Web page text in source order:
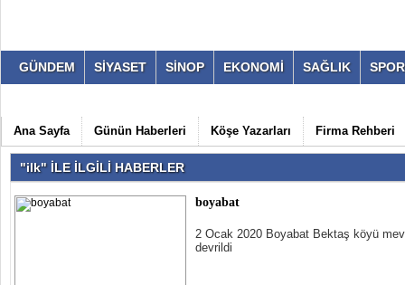
GÜNDEM SİYASET SİNOP EKONOMİ SAĞLIK SPOR
Ana Sayfa Günün Haberleri Köşe Yazarları Firma Rehberi
"ilk" İLE İLGİLİ HABERLER
boyabat
2 Ocak 2020 Boyabat Bektaş köyü
devrildi